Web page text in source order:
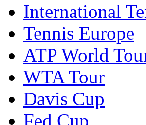
International
Tennis Europe
ATP World
WTA Tour
Davis Cup
Fed Cup